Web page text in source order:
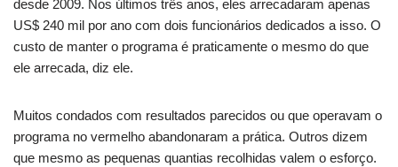
desde 2009. Nos últimos três anos, eles arrecadaram apenas
US$ 240 mil por ano com dois funcionários dedicados a isso. O
custo de manter o programa é praticamente o mesmo do que
ele arrecada, diz ele.
Muitos condados com resultados parecidos ou que operavam o
programa no vermelho abandonaram a prática. Outros dizem
que mesmo as pequenas quantias recolhidas valem o esforço.